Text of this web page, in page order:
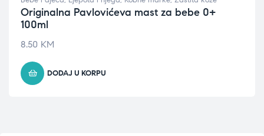
Originalna Pavlovićeva mast za bebe 0+
100ml
8.50 KM
DODAJ U KORPU